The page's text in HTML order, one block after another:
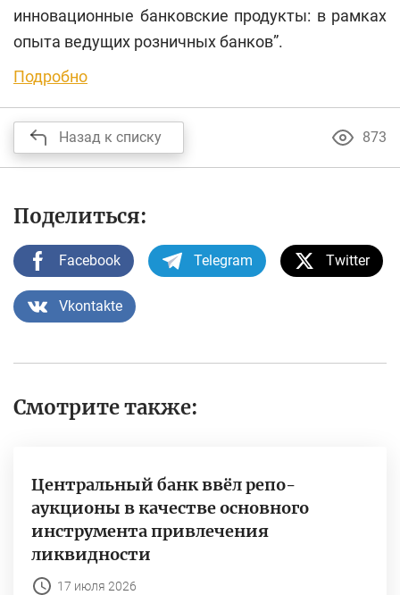
инновационные банковские продукты: в рамках
опыта ведущих розничных банков”.
Подробно
Назад к списку 873
Поделиться:
Facebook Telegram Twitter
Vkontakte
Смотрите также:
Центральный банк ввёл репо-
аукционы в качестве основного
инструмента привлечения
ликвидности
17 июля 2026